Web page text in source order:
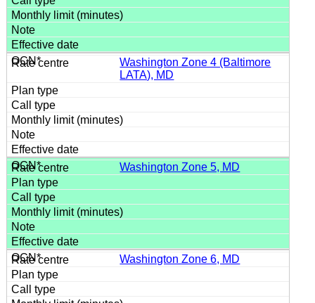
Washington Zone 4 (Baltimore
LATA), MD
Washington Zone 5, MD
Washington Zone 6, MD